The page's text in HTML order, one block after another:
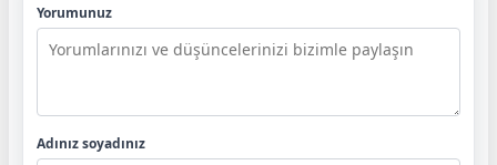
Yorumunuz
Adınız soyadınız